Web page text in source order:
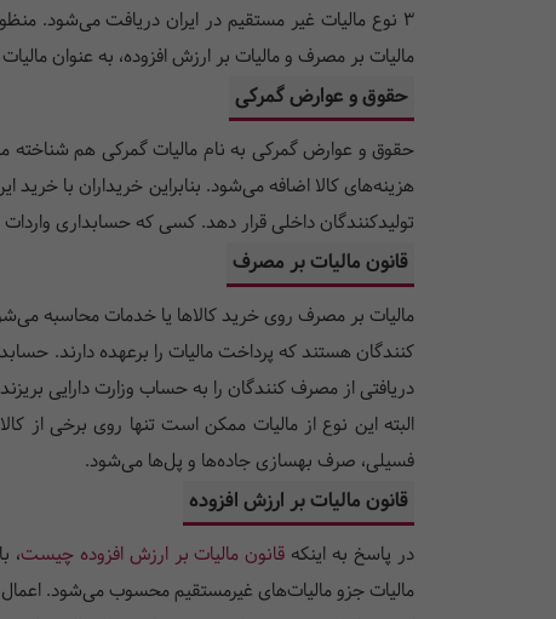
3 نوع مالیات غیر مستقیم در ایران دریافت می‌شود.
مالیات بر مصرف و مالیات بر ارزش افزوده، به عنوان
حقوق و عوارض گمرکی
حقوق و عوارض گمرکی به نام مالیات گمرکی هم شناخته
هزینه‌های کالا اضافه می‌شود. بنابراین خریداران با
تولیدکنندگان داخلی قرار دهد. کسی که حسابداری
قانون مالیات بر مصرف
مالیات بر مصرف روی خرید کالاها یا خدمات محاسبه
کنندگان هستند که پرداخت مالیات را برعهده دارند.
دریافتی از مصرف کنندگان را به حساب وزارت دارایی
البته این نوع از مالیات ممکن است تنها روی برخی
فسیلی، صرف بهسازی جاده‌ها و پل‌ها می‌شود.
قانون مالیات بر ارزش افزوده
در پاسخ به اینکه قانون مالیات بر ارزش افزوده چیست،
مالیات جزو مالیات‌های غیرمستقیم محسوب می‌شود. اعمال